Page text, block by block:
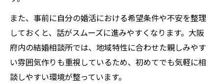
結婚相談所の手厚い支援で婚活が進みやす
い大阪府
大阪府の結婚相談所が初めての方に安心な
理由
また、事前に自分の婚活における希望条件や不安を整理
しておくと、話がスムーズに進みやすくなります。大阪
府内の結婚相談所では、地域特性に合わせた親しみやす
い雰囲気作りも重視しているため、初めてでも気軽に相
談しやすい環境が整っています。